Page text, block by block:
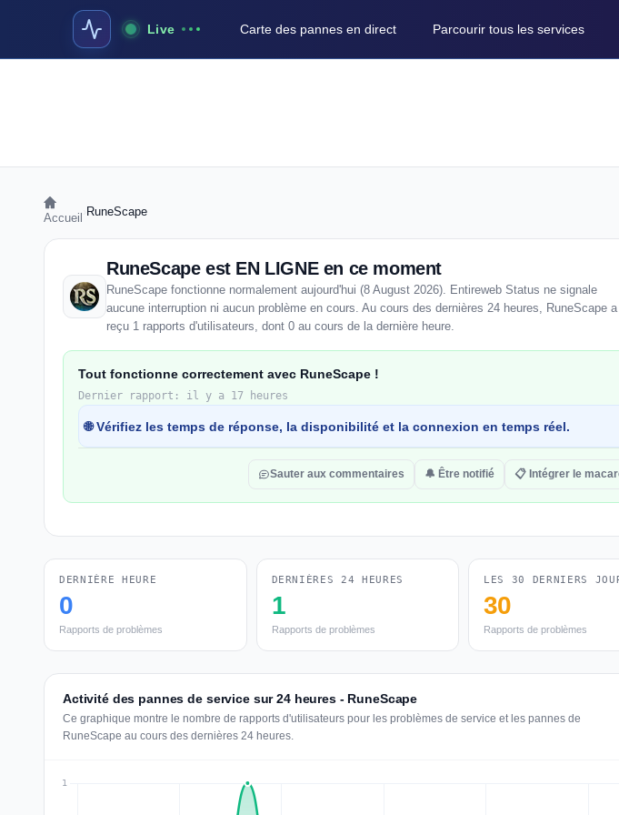
Live Carte des pannes en direct Parcourir tous les services
Accueil RuneScape
RuneScape est EN LIGNE en ce moment
RuneScape fonctionne normalement aujourd'hui (8 August 2026). Entireweb Status ne signale
aucune interruption ni aucun problème en cours. Au cours des dernières 24 heures, RuneScape a
reçu 1 rapports d'utilisateurs, dont 0 au cours de la dernière heure.
Tout fonctionne correctement avec RuneScape !
Dernier rapport: il y a 17 heures
🌐 Vérifiez les temps de réponse, la disponibilité et la connexion en temps réel.
Sauter aux commentaires 🔔 Être notifié 📋 Intégrer le
DERNIÈRE HEURE
0
Rapports de problèmes
DERNIÈRES 24 HEURES
1
Rapports de problèmes
LES 30 DERNIERS
30
Rapports de problèmes
Activité des pannes de service sur 24 heures - RuneScape
Ce graphique montre le nombre de rapports d'utilisateurs pour les problèmes de service et les pannes de
RuneScape au cours des dernières 24 heures.